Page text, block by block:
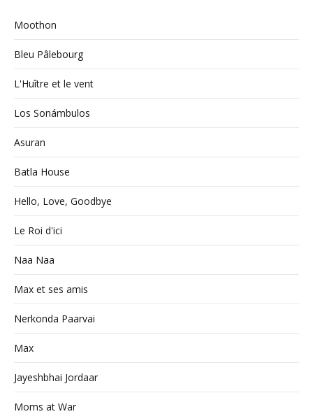
Moothon
Bleu Pâlebourg
L'Huître et le vent
Los Sonámbulos
Asuran
Batla House
Hello, Love, Goodbye
Le Roi d'ici
Naa Naa
Max et ses amis
Nerkonda Paarvai
Max
Jayeshbhai Jordaar
Moms at War